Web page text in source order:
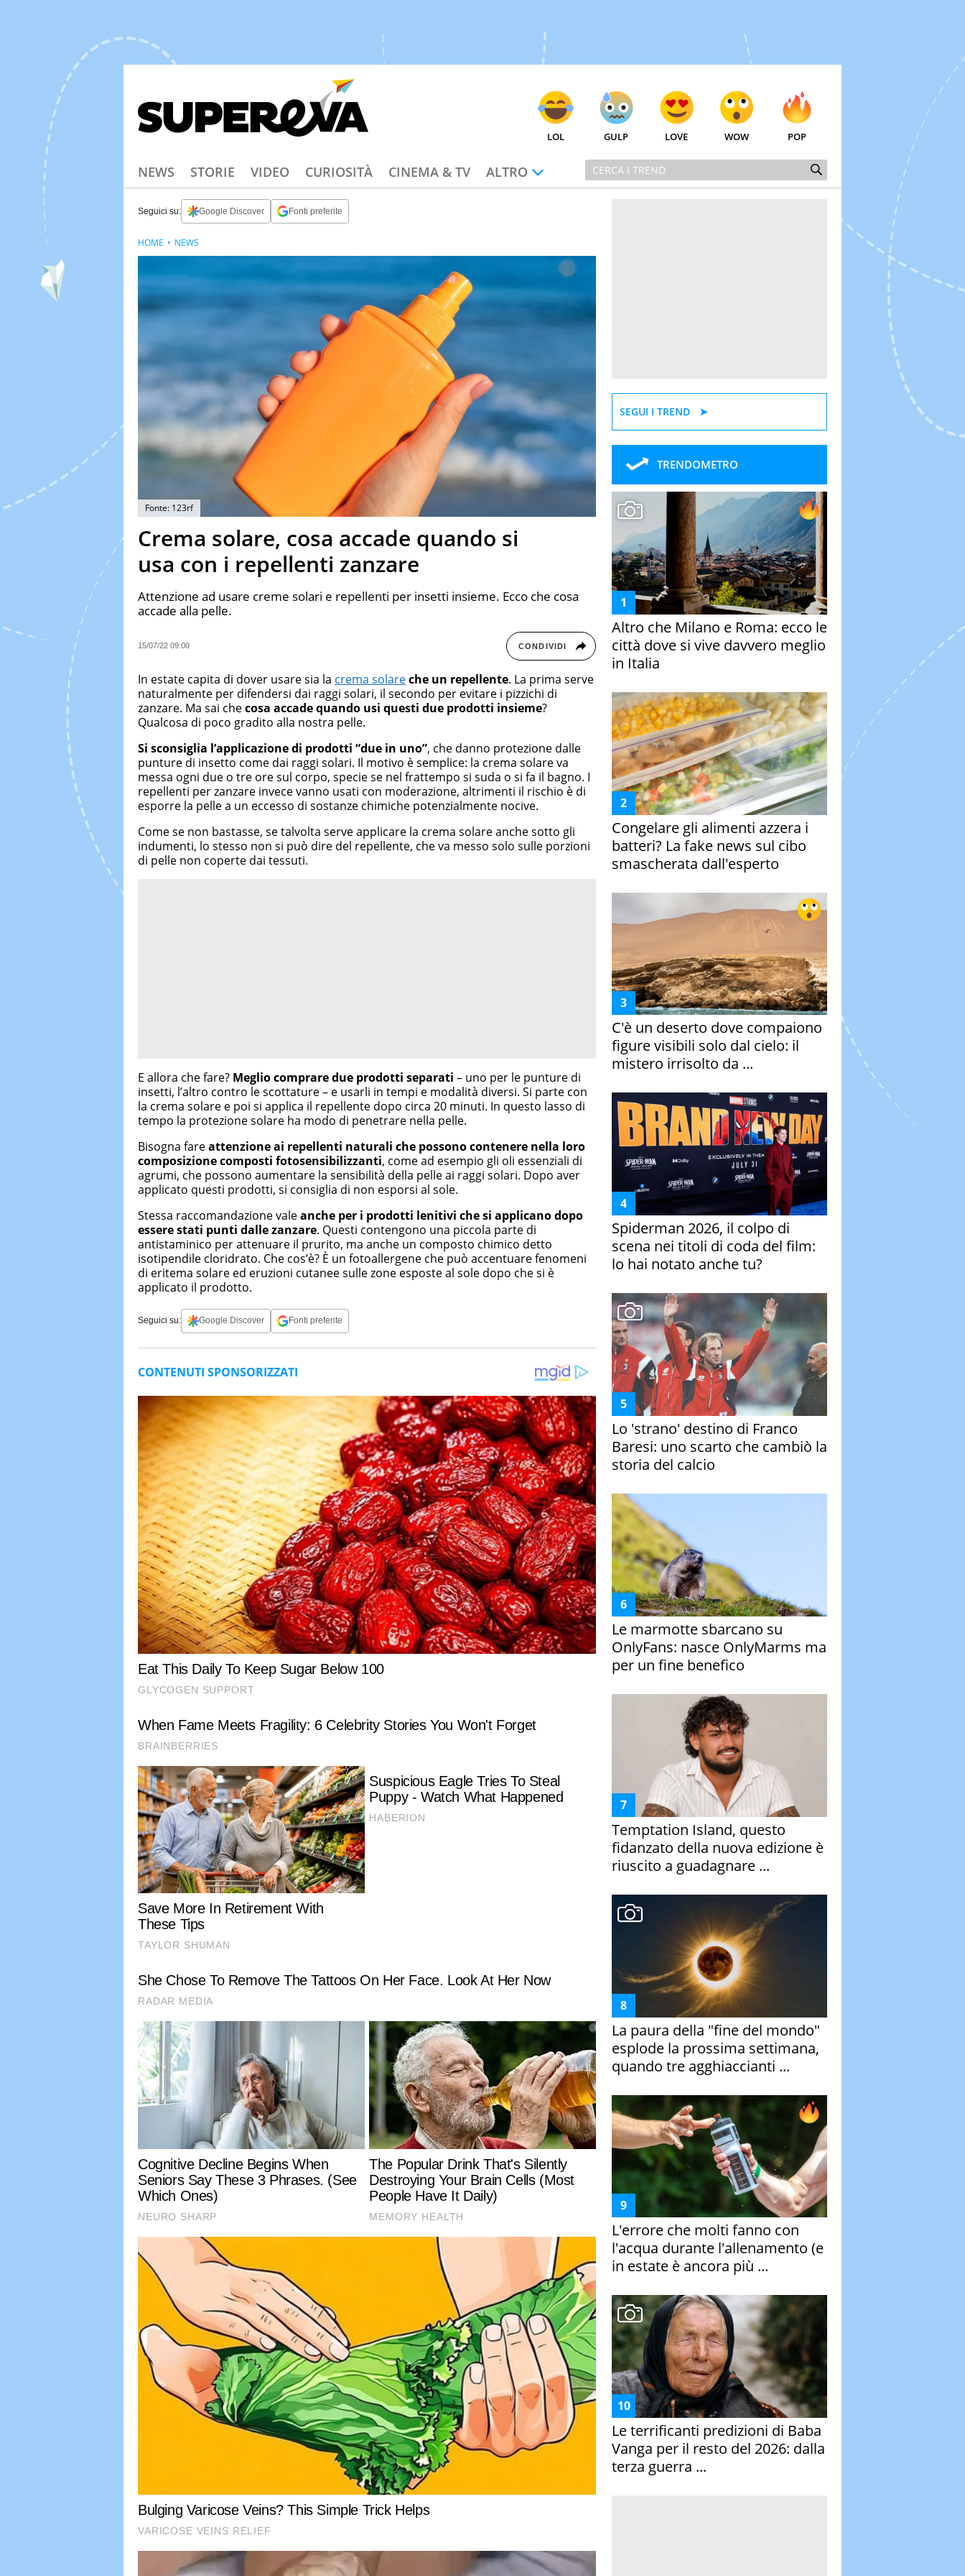
LOL GULP LOVE WOW POP
NEWS STORIE VIDEO CURIOSITÀ CINEMA & TV ALTRO
Seguici su: Google Discover Fonti preferite
Fonte: 123rf
Crema solare, cosa accade quando si
usa con i repellenti zanzare
Attenzione ad usare creme solari e repellenti per insetti insieme. Ecco che cosa
accade alla pelle.
15/07/22 09:00 CONDIVIDI
HOME NEWS
In estate capita di dover usare sia la crema solareche un repellente. La prima serve
naturalmente per difendersi dai raggi solari, il secondo per evitare i pizzichi di
zanzare. Ma sai checosa accade quando usi questi due prodotti insieme?
Qualcosa di poco gradito alla nostra pelle.
Si sconsiglia l’applicazione di prodotti “due in uno”, che danno protezione dalle
punture di insetto come dai raggi solari. Il motivo è semplice: la crema solare va
messa ogni due o tre ore sul corpo, specie se nel frattempo si suda o si fa il bagno. I
repellenti per zanzare invece vanno usati con moderazione, altrimenti il rischio è di
esporre la pelle a un eccesso di sostanze chimiche potenzialmente nocive.
Come se non bastasse, se talvolta serve applicare la crema solare anche sotto gli
indumenti, lo stesso non si può dire del repellente, che va messo solo sulle porzioni
di pelle non coperte dai tessuti.
E allora che fare? Meglio comprare due prodotti separati – uno per le punture di
insetti, l’altro contro le scottature – e usarli in tempi e modalità diversi. Si parte con
la crema solare e poi si applica il repellente dopo circa 20 minuti. In questo lasso di
tempo la protezione solare ha modo di penetrare nella pelle.
Bisogna fareattenzione ai repellenti naturali che possono contenere nella loro
composizione composti fotosensibilizzanti, come ad esempio gli oli essenziali di
agrumi, che possono aumentare la sensibilità della pelle ai raggi solari. Dopo aver
applicato questi prodotti, si consiglia di non esporsi al sole.
Stessa raccomandazione valeanche per i prodotti lenitivi che si applicano dopo
essere stati punti dalle zanzare. Questi contengono una piccola parte di
antistaminico per attenuare il prurito, ma anche un composto chimico detto
isotipendile cloridrato. Che cos’è? È un fotoallergene che può accentuare fenomeni
di eritema solare ed eruzioni cutanee sulle zone esposte al sole dopo che si è
applicato il prodotto.
Seguici su: Google Discover Fonti preferite
SEGUI I TREND
TRENDOMETRO
Altro che Milano e Roma: ecco le
città dove si vive davvero meglio
in Italia
Congelare gli alimenti azzera i
batteri? La fake news sul cibo
smascherata dall'esperto
C'è un deserto dove compaiono
figure visibili solo dal cielo: il
mistero irrisolto da ...
Spiderman 2026, il colpo di
scena nei titoli di coda del film:
lo hai notato anche tu?
Lo 'strano' destino di Franco
Baresi: uno scarto che cambiò la
storia del calcio
Le marmotte sbarcano su
OnlyFans: nasce OnlyMarms ma
per un fine benefico
Temptation Island, questo
fidanzato della nuova edizione è
riuscito a guadagnare ...
La paura della "fine del mondo"
esplode la prossima settimana,
quando tre agghiaccianti ...
L'errore che molti fanno con
l'acqua durante l'allenamento (e
in estate è ancora più ...
Le terrificanti predizioni di Baba
Vanga per il resto del 2026: dalla
terza guerra ...